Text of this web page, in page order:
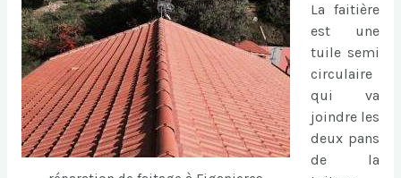
La faitière
est une
tuile semi
circulaire
qui va
joindre les
deux pans
de la